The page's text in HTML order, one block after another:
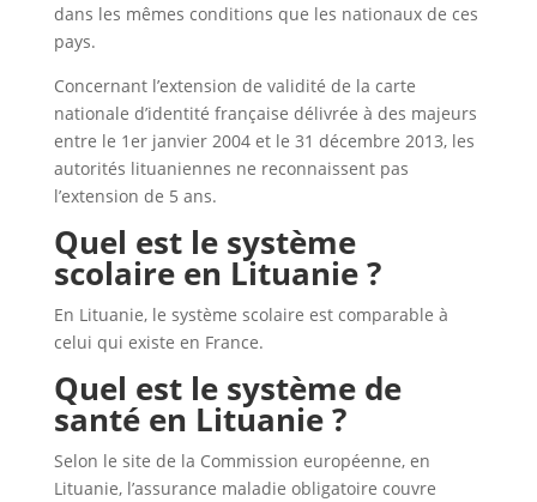
dans les mêmes conditions que les nationaux de ces
pays.
Concernant l’extension de validité de la carte
nationale d’identité française délivrée à des majeurs
entre le 1er janvier 2004 et le 31 décembre 2013, les
autorités lituaniennes ne reconnaissent pas
l’extension de 5 ans.
Quel est le système
scolaire en Lituanie ?
En Lituanie, le système scolaire est comparable à
celui qui existe en France.
Quel est le système de
santé en Lituanie ?
Selon le site de la Commission européenne, en
Lituanie, l’assurance maladie obligatoire couvre